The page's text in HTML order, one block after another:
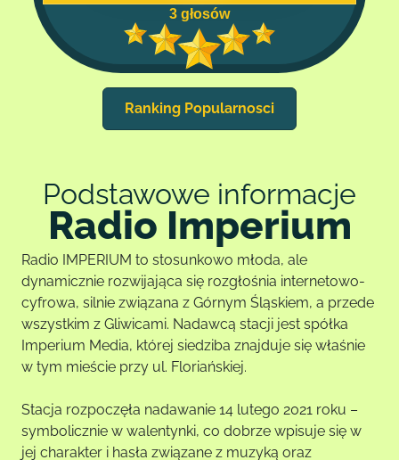
3 głosów
Ranking Popularnosci
Podstawowe informacje
Radio Imperium
Radio IMPERIUM to stosunkowo młoda, ale
dynamicznie rozwijająca się rozgłośnia internetowo-
cyfrowa, silnie związana z Górnym Śląskiem, a przede
wszystkim z Gliwicami. Nadawcą stacji jest spółka
Imperium Media, której siedziba znajduje się właśnie
w tym mieście przy ul. Floriańskiej.
Stacja rozpoczęła nadawanie 14 lutego 2021 roku –
symbolicznie w walentynki, co dobrze wpisuje się w
jej charakter i hasła związane z muzyką oraz